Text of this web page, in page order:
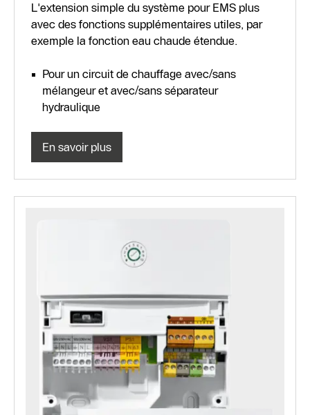
L'extension simple du système pour EMS plus
avec des fonctions supplémentaires utiles, par
exemple la fonction eau chaude étendue.
Pour un circuit de chauffage avec/sans
mélangeur et avec/sans séparateur
hydraulique
En savoir plus